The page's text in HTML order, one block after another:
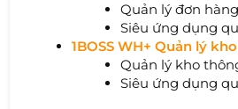
Quản lý đơn
Siêu ứng dụng
1BOSS WH+ Quản lý kho
Quản lý kho
Siêu ứng dụng